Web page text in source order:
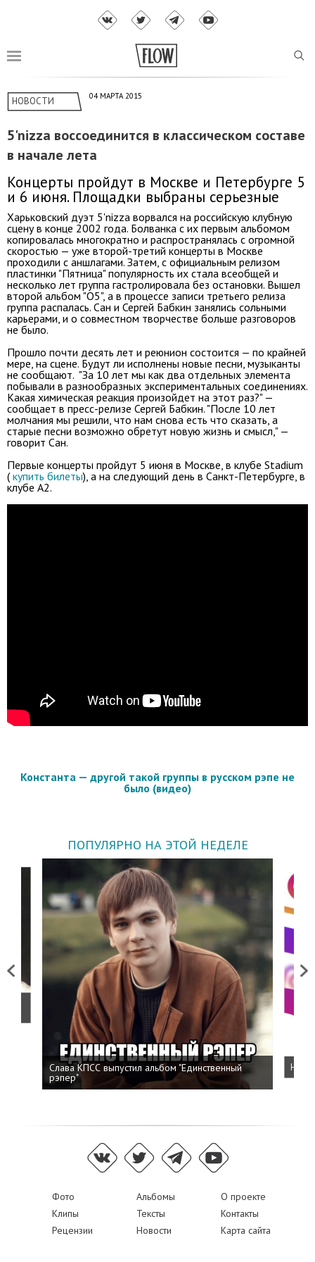
НОВОСТИ 04 МАРТА 2015
5'nizza воссоединится в классическом составе
в начале лета
Концерты пройдут в Москве и Петербурге 5
и 6 июня. Площадки выбраны серьезные
Харьковский дуэт 5'nizza ворвался на российскую клубную
сцену в конце 2002 года. Болванка с их первым альбомом
копировалась многократно и распространялась с огромной
скоростью — уже второй-третий концерты в Москве
проходили с аншлагами. Затем, с официальным релизом
пластинки "Пятница" популярность их стала всеобщей и
несколько лет группа гастролировала без остановки. Вышел
второй альбом "О5", а в процессе записи третьего релиза
группа распалась. Сан и Сергей Бабкин занялись сольными
карьерами, и о совместном творчестве больше разговоров
не было.
Прошло почти десять лет и реюнион состоится — по крайней
мере, на сцене. Будут ли исполнены новые песни, музыканты
не сообщают. "За 10 лет мы как два отдельных элемента
побывали в разнообразных экспериментальных соединениях.
Какая химическая реакция произойдет на этот раз?" —
сообщает в пресс-релизе Сергей Бабкин. "После 10 лет
молчания мы решили, что нам снова есть что сказать, а
старые песни возможно обретут новую жизнь и смысл," —
говорит Сан.
Первые концерты пройдут 5 июня в Москве, в клубе Stadium
(купить билеты), а на следующий день в Санкт-Петербурге, в
клубе А2.
Константа — другой такой группы в русском рэпе не
было (видео)
ПОПУЛЯРНО НА ЭТОЙ НЕДЕЛЕ
Previous
Слава КПСС выпустил альбом "Единственный
рэпер"
Next
Фото Альбомы
О проекте
Клипы
Тексты
Контакты
Рецензии
Новости Карта сайта